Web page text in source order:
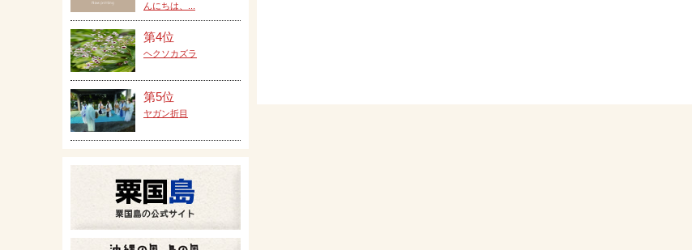
んにちは、...
第4位
ヘクソカズラ
第5位
ヤガン折目